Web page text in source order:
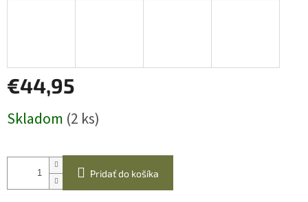
€44,95
cena:
Skladom (2 ks)
Pridať do košíka